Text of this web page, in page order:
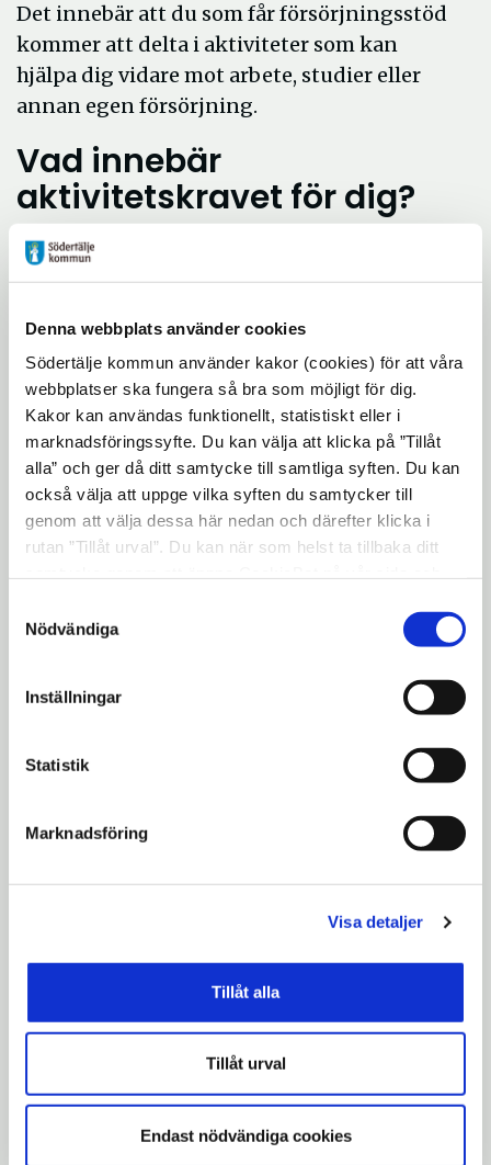
Denna webbplats använder cookies
Södertälje kommun använder kakor (cookies) för att våra
webbplatser ska fungera så bra som möjligt för dig.
Kakor kan användas funktionellt, statistiskt eller i
marknadsföringssyfte. Du kan välja att klicka på ”Tillåt
alla” och ger då ditt samtycke till samtliga syften. Du kan
också välja att uppge vilka syften du samtycker till
genom att välja dessa här nedan och därefter klicka i
rutan ”Tillåt urval”. Du kan när som helst ta tillbaka ditt
"Visa detaljer" kan du läsa om hur kakorna används och
hur vi och våra leverantörer inhämtar och behandlar
Nödvändiga
Inställningar
Statistik
Marknadsföring
Visa detaljer
Tillåt alla
Tillåt urval
Endast nödvändiga cookies
Det innebär att du som får försörjningsstöd
kommer att delta i aktiviteter som kan
hjälpa dig vidare mot arbete, studier eller
annan egen försörjning.
Vad innebär
aktivitetskravet för dig?
Du som har försörjningsstöd eller ansöker
om och får försörjningsstöd planerar
aktiviteter som passar din situation. Det
kan till exempel vara:
praktik
aktiviteter där du söker jobb
arbetsförberedande eller motiverande
insatser
språkstöd som kan hjälpa dig att
komma närmare arbete eller studier
Aktiviteterna ska motsvara heltid.
Planeringen görs alltid tillsammans med
din socialsekreterare och skrivs ned i en
Om du inte följer din planering och deltar i
Har du frågor?
Kontakta din socialsekreterare om du vill
veta mer.
Läs mer om försörjningsstöd på
sodertalje.se.
Uppdaterad: 2026-05-29